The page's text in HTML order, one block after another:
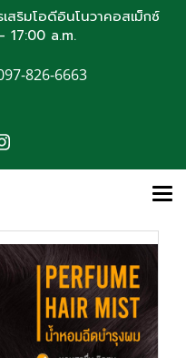
สริมโอดีอินโนวาคอสเม็กซ์
a.m.
826-6663